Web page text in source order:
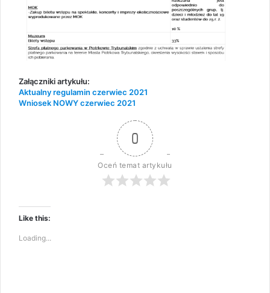
Załączniki artykułu:
Aktualny regulamin czerwiec 2021
Wniosek NOWY czerwiec 2021
0
Oceń temat artykułu
Like this:
Loading...